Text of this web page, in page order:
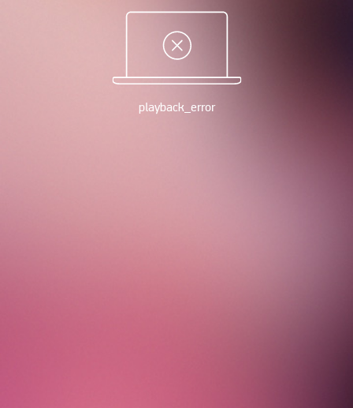
playback_error